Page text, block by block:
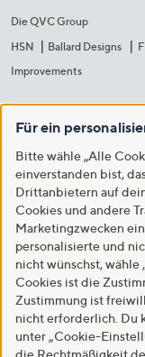
Die QVC Group
HSN
Ballard Designs
Improvements
Für ein
Bitte wähle „Alle
einverstanden bist,
Drittanbietern auf
Cookies und andere
Marketingzwecken
personalisierte und
nicht wünschst, wähle
Cookies ist die
Zustimmung ist
nicht erforderlich. Du
unter „Cookie-
die Rechtmäßigkeit